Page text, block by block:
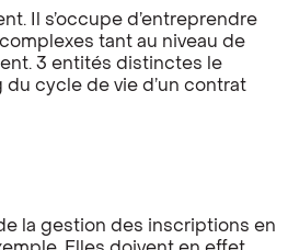
Il s’occupe d’entreprendre
tant au niveau de
3 entités distinctes le
cycle de vie d’un contrat
la gestion des inscriptions en